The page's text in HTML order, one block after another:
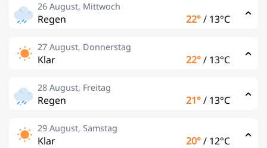
26 August, Mittwoch
Regen 22°/ 13°C
27 August, Donnerstag
Klar 22°/ 13°C
28 August, Freitag
Regen 21°/ 13°C
29 August, Samstag
Klar 20°/ 12°C